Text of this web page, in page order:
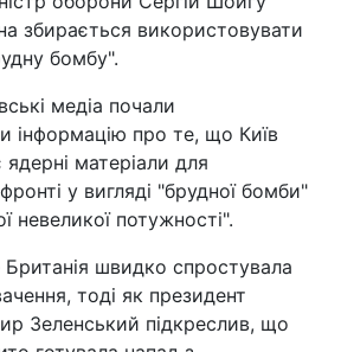
збирається використовувати
бомбу".
медіа почали
інформацію про те, що Київ
ядерні матеріали для
у вигляді "брудної бомби"
невеликої потужності".
Британія швидко спростувала
тоді як президент
Зеленський підкреслив, що